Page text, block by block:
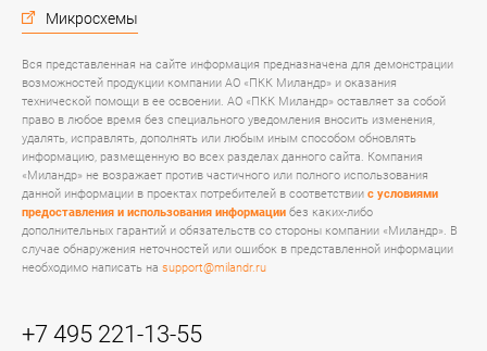
Микросхемы
Вся представленная на сайте информация предназначена для демонстрации
возможностей продукции компании АО «ПКК Миландр» и оказания
технической помощи в ее освоении. АО «ПКК Миландр» оставляет за собой
право в любое время без специального уведомления вносить изменения,
удалять, исправлять, дополнять или любым иным способом обновлять
информацию, размещенную во всех разделах данного сайта. Компания
«Миландр» не возражает против частичного или полного использования
данной информации в проектах потребителей в соответствии с условиями
предоставления и использования информации без каких-либо
дополнительных гарантий и обязательств со стороны компании «Миландр». В
случае обнаружения неточностей или ошибок в представленной информации
необходимо написать на support@milandr.ru
+7 495 221-13-55